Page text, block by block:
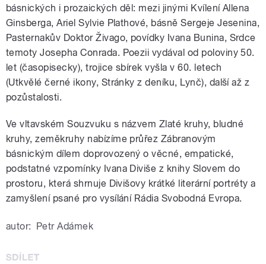
básnických i prozaických děl: mezi jinými Kvílení Allena
Ginsberga, Ariel Sylvie Plathové, básně Sergeje Jesenina,
Pasternakův Doktor Živago, povídky Ivana Bunina, Srdce
temoty Josepha Conrada. Poezii vydával od poloviny 50.
let (časopisecky), trojice sbírek vyšla v 60. letech
(Utkvělé černé ikony, Stránky z deníku, Lynč), další až z
pozůstalosti.
Ve vltavském Souzvuku s názvem Zlaté kruhy, bludné
kruhy, zeměkruhy nabízíme průřez Zábranovým
básnickým dílem doprovozený o věcné, empatické,
podstatné vzpomínky Ivana Diviše z knihy Slovem do
prostoru, která shrnuje Divišovy krátké literární portréty a
zamyšlení psané pro vysílání Rádia Svobodná Evropa.
autor: Petr Adámek